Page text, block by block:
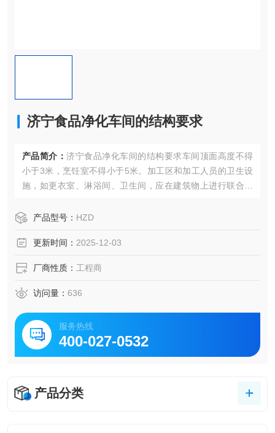
济宁食品净化车间的结构要求
产品简介： 济宁食品净化车间的结构要求车间顶面高度不得
小于3米，烹饪室不得小于5米。加工区和加工人员的卫生设
施，如更衣室、淋浴间、卫生间，应在建筑物上进行联合结
结构。产品型号： HZD
更新时间： 2025-12-03
厂商性质： 工程商
访问量： 636
服务热线
400-027-0532
产品分类